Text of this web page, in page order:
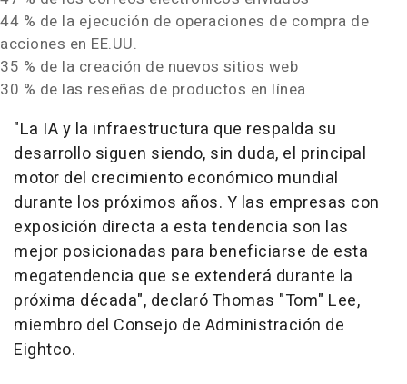
44 % de la ejecución de operaciones de compra de
acciones en EE.UU.
35 % de la creación de nuevos sitios web
30 % de las reseñas de productos en línea
"La IA y la infraestructura que respalda su
desarrollo siguen siendo, sin duda, el principal
motor del crecimiento económico mundial
durante los próximos años. Y las empresas con
exposición directa a esta tendencia son las
mejor posicionadas para beneficiarse de esta
megatendencia que se extenderá durante la
próxima década", declaró Thomas "Tom" Lee,
miembro del Consejo de Administración de
Eightco.